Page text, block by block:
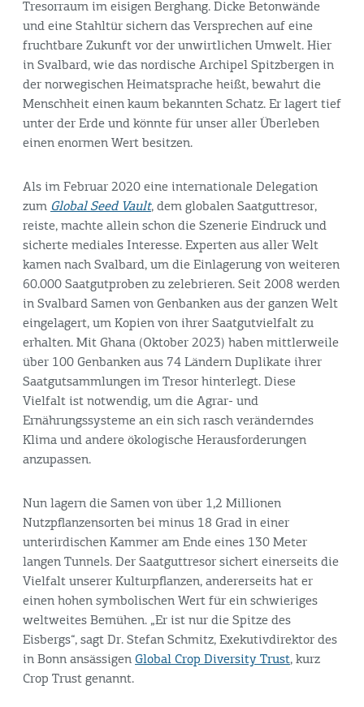
Tresorraum im eisigen Berghang. Dicke Betonwände
und eine Stahltür sichern das Versprechen auf eine
fruchtbare Zukunft vor der unwirtlichen Umwelt. Hier
in Svalbard, wie das nordische Archipel Spitzbergen in
der norwegischen Heimatsprache heißt, bewahrt die
Menschheit einen kaum bekannten Schatz. Er lagert tief
unter der Erde und könnte für unser aller Überleben
einen enormen Wert besitzen.
Als im Februar 2020 eine internationale Delegation
zum Global Seed Vault, dem globalen Saatguttresor,
reiste, machte allein schon die Szenerie Eindruck und
sicherte mediales Interesse. Experten aus aller Welt
kamen nach Svalbard, um die Einlagerung von weiteren
60.000 Saatgutproben zu zelebrieren. Seit 2008 werden
in Svalbard Samen von Genbanken aus der ganzen Welt
eingelagert, um Kopien von ihrer Saatgutvielfalt zu
erhalten. Mit Ghana (Oktober 2023) haben mittlerweile
über 100 Genbanken aus 74 Ländern Duplikate ihrer
Saatgutsammlungen im Tresor hinterlegt. Diese
Vielfalt ist notwendig, um die Agrar- und
Ernährungssysteme an ein sich rasch veränderndes
Klima und andere ökologische Herausforderungen
anzupassen.
Nun lagern die Samen von über 1,2 Millionen
Nutzpflanzensorten bei minus 18 Grad in einer
unterirdischen Kammer am Ende eines 130 Meter
langen Tunnels. Der Saatguttresor sichert einerseits die
Vielfalt unserer Kulturpflanzen, andererseits hat er
einen hohen symbolischen Wert für ein schwieriges
weltweites Bemühen. „Er ist nur die Spitze des
Eisbergs“, sagt Dr. Stefan Schmitz, Exekutivdirektor des
in Bonn ansässigen Global Crop Diversity Trust, kurz
Crop Trust genannt.